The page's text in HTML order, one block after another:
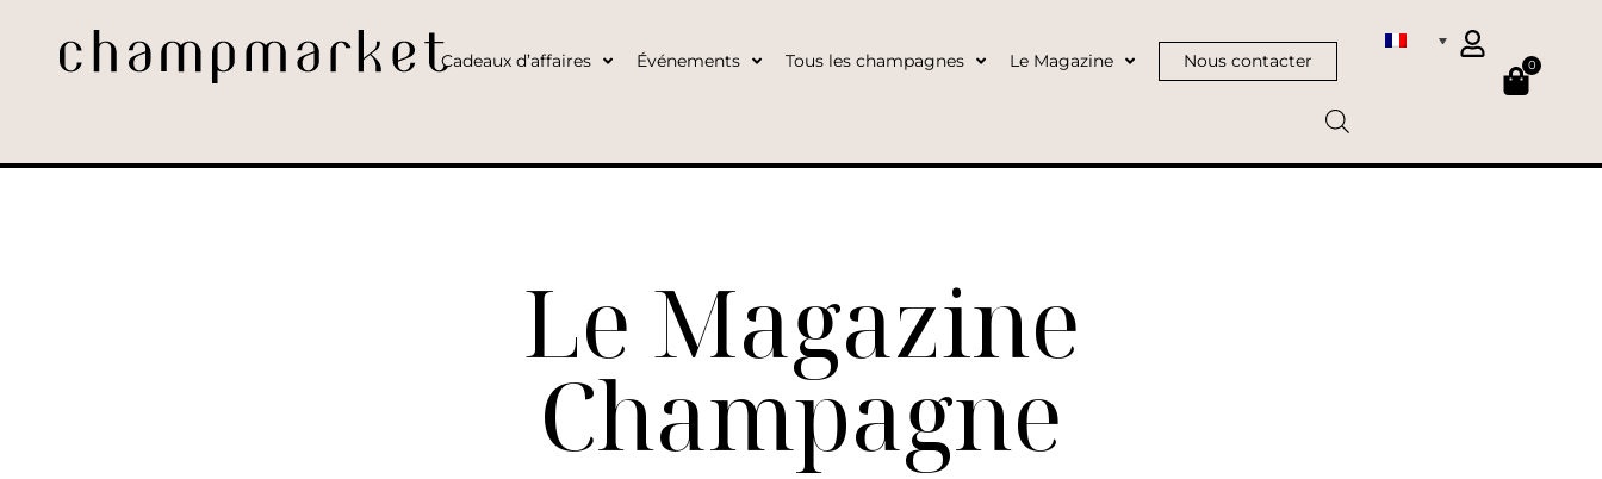
Cadeaux d’affaires Événements Tous les champagnes Le Magazine Nous contacter 0
Le Magazine
Champagne